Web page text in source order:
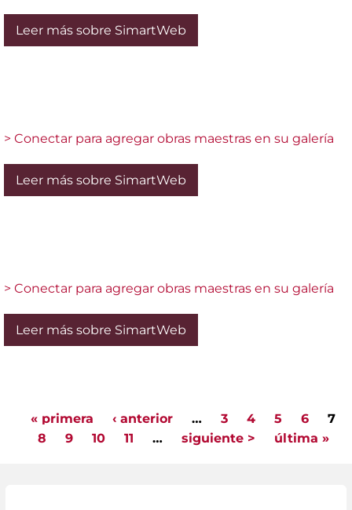
Leer más sobre SimartWeb
> Conectar para agregar obras maestras en su galería
Leer más sobre SimartWeb
> Conectar para agregar obras maestras en su galería
Leer más sobre SimartWeb
Pages
« primera ‹ anterior … 3 4 5 6
7
8
9 10 11 … siguiente > última »